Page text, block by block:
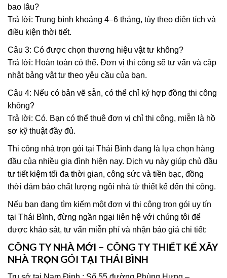
bao lâu?
Trả lời: Trung bình khoảng 4–6 tháng, tùy theo diện tích và
điều kiện thời tiết.
Câu 3: Có được chọn thương hiệu vật tư không?
Trả lời: Hoàn toàn có thể. Đơn vị thi công sẽ tư vấn và cập
nhật bảng vật tư theo yêu cầu của bạn.
Câu 4: Nếu có bản vẽ sẵn, có thể chỉ ký hợp đồng thi công
không?
Trả lời: Có. Bạn có thể thuê đơn vị chỉ thi công, miễn là hồ
sơ kỹ thuật đầy đủ.
Thi công nhà trọn gói tại Thái Bình đang là lựa chọn hàng
đầu của nhiều gia đình hiện nay. Dịch vụ này giúp chủ đầu
tư tiết kiệm tối đa thời gian, công sức và tiền bạc, đồng
thời đảm bảo chất lượng ngôi nhà từ thiết kế đến thi công.
Nếu bạn đang tìm kiếm một đơn vị thi công trọn gói uy tín
tại Thái Bình, đừng ngần ngại liên hệ với chúng tôi để
được khảo sát, tư vấn miễn phí và nhận báo giá chi tiết:
CÔNG TY NHÀ MỚI – CÔNG TY THIẾT KẾ XÂY
NHÀ TRỌN GÓI TẠI THÁI BÌNH